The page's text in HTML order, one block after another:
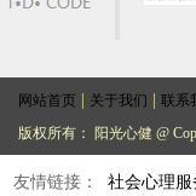
网站首页 关于我们 联系
版权所有： 阳光心健 @
友情链接： 社会心理